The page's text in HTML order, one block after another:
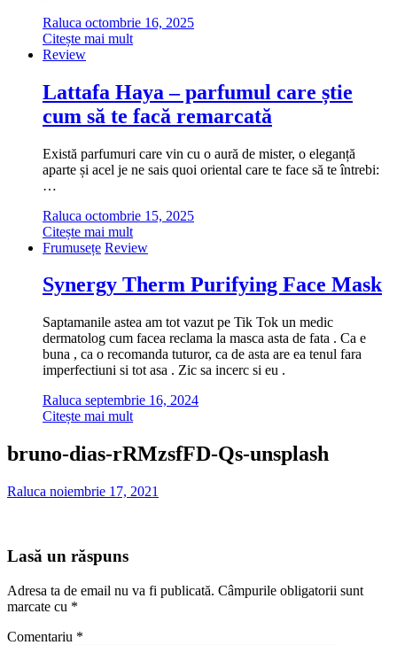
Raluca octombrie 16, 2025
Citește mai mult
Review
Lattafa Haya – parfumul care știe
cum să te facă remarcată
Există parfumuri care vin cu o aură de mister, o eleganță
aparte și acel je ne sais quoi oriental care te face să te întrebi:
…
Raluca octombrie 15, 2025
Citește mai mult
Frumusețe Review
Synergy Therm Purifying Face Mask
Saptamanile astea am tot vazut pe Tik Tok un medic
dermatolog cum facea reclama la masca asta de fata . Ca e
buna , ca o recomanda tuturor, ca de asta are ea tenul fara
imperfectiuni si tot asa . Zic sa incerc si eu .
Raluca septembrie 16, 2024
Citește mai mult
bruno-dias-rRMzsfFD-Qs-unsplash
Raluca noiembrie 17, 2021
Lasă un răspuns
Adresa ta de email nu va fi publicată. Câmpurile obligatorii sunt
marcate cu *
Comentariu *